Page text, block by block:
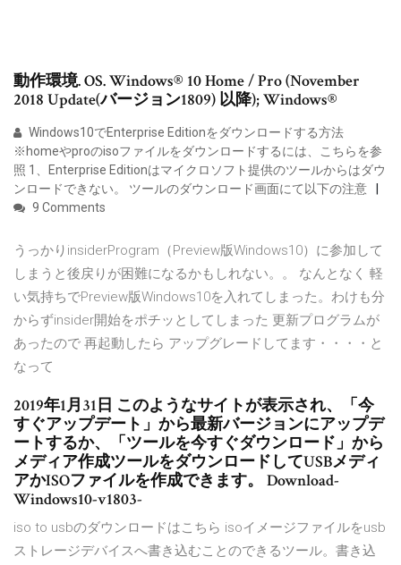
動作環境. OS. Windows® 10 Home / Pro (November
2018 Update(バージョン1809) 以降); Windows®
Windows10でEnterprise Editionをダウンロードする方法
※homeやproのisoファイルをダウンロードするには、こちらを参
照 1、Enterprise Editionはマイクロソフト提供のツールからはダウ
ンロードできない。 ツールのダウンロード画面にて以下の注意
9 Comments
うっかりinsiderProgram（Preview版Windows10）に参加して
しまうと後戻りが困難になるかもしれない。。 なんとなく 軽
い気持ちでPreview版Windows10を入れてしまった。わけも分
からずinsider開始をポチッとしてしまった 更新プログラムが
あったので 再起動したら アップグレードしてます・・・・と
なって
2019年1月31日 このようなサイトが表示され、「今
すぐアップデート」から最新バージョンにアップデ
ートするか、「ツールを今すぐダウンロード」から
メディア作成ツールをダウンロードしてUSBメディ
アかISOファイルを作成できます。 Download-
Windows10-v1803-
iso to usbのダウンロードはこちら isoイメージファイルをusb
ストレージデバイスへ書き込むことのできるツール。書き込